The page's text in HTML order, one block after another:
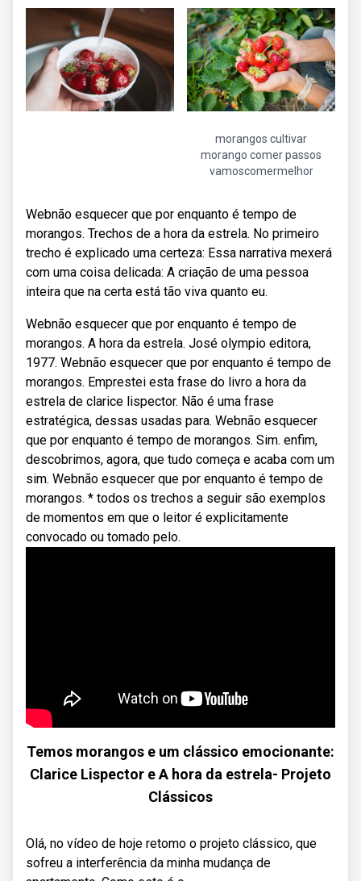
morangos cultivar
morango comer passos
vamoscomermelhor
Webnão esquecer que por enquanto é tempo de
morangos. Trechos de a hora da estrela. No primeiro
trecho é explicado uma certeza: Essa narrativa mexerá
com uma coisa delicada: A criação de uma pessoa
inteira que na certa está tão viva quanto eu.
Webnão esquecer que por enquanto é tempo de
morangos. A hora da estrela. José olympio editora,
1977. Webnão esquecer que por enquanto é tempo de
morangos. Emprestei esta frase do livro a hora da
estrela de clarice lispector. Não é uma frase
estratégica, dessas usadas para. Webnão esquecer
que por enquanto é tempo de morangos. Sim. enfim,
descobrimos, agora, que tudo começa e acaba com um
sim. Webnão esquecer que por enquanto é tempo de
morangos. * todos os trechos a seguir são exemplos
de momentos em que o leitor é explicitamente
convocado ou tomado pelo.
Temos morangos e um clássico emocionante:
Clarice Lispector e A hora da estrela- Projeto
Clássicos
Olá, no vídeo de hoje retomo o projeto clássico, que
sofreu a interferência da minha mudança de